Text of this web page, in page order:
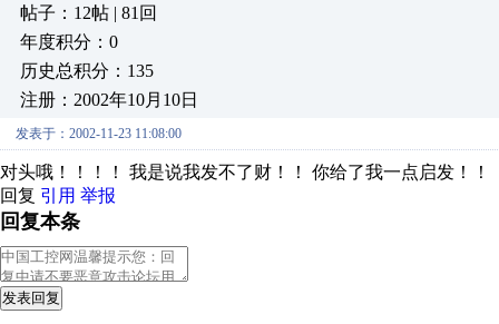
帖子：12帖 | 81回
年度积分：0
历史总积分：135
注册：2002年10月10日
发表于：2002-11-23 11:08:00
对头哦！！！！ 我是说我发不了财！！ 你给了我一点启发！！
回复 引用 举报
回复本条
发表回复